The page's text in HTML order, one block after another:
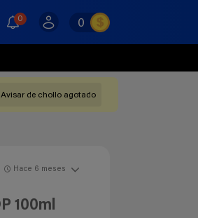
0 0
Avisar de chollo agotado
Hace 6 meses
100ml